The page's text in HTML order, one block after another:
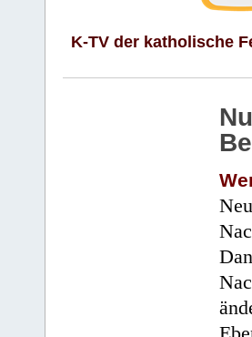
K-TV der katholische